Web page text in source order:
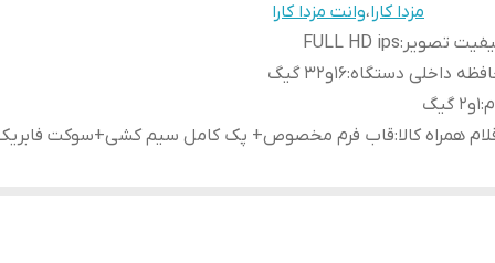
مزدا کارا،وانت مزدا کارا
تصویر :
FULL HD ips
داخلی دستگاه:۱۶و۳۲ گیگ
:۱و۲ گیگ
همراه کالا:قاب فرم مخصوص+ پک کامل سیم کشی+سوکت